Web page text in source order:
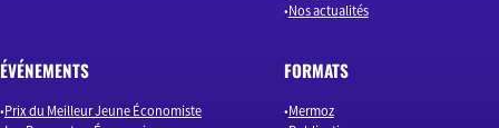
Nos actualités
ÉVÉNEMENTS
Prix du Meilleur Jeune Économiste
FORMATS
Mermoz